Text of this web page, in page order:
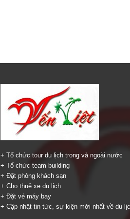
+ Tổ chức tour du lịch trong và ngoài nước
+ Tổ chức team building
+ Đặt phòng khách sạn
+ Cho thuê xe du lịch
+ Đặt vé máy bay
+ Cập nhật tin tức, sự kiện mới nhất về du